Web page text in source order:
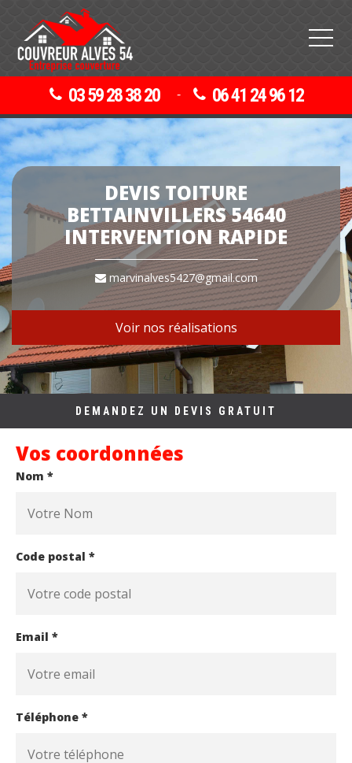
03 59 28 38 20 - 06 41 24 96 12
DEVIS TOITURE
BETTAINVILLERS 54640
INTERVENTION RAPIDE
marvinalves5427@gmail.com
Voir nos réalisations
DEMANDEZ UN DEVIS GRATUIT
Vos coordonnées
Nom *
Code postal *
Email *
Téléphone *